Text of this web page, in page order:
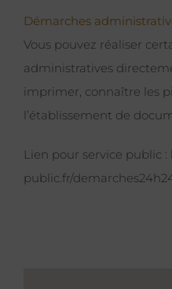
Démarches
Vous pouvez réaliser
administratives
imprimer, connaître les
l’établissement de
Lien pour service public :
public.fr/